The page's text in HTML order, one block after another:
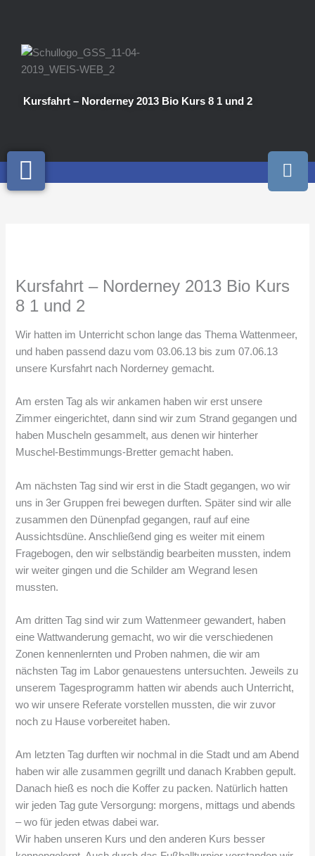
Kursfahrt – Norderney 2013 Bio Kurs 8 1 und 2
I
n
s
a
Kursfahrt – Norderney 2013 Bio Kurs
8 1 und 2
Wir hatten im Unterricht schon lange das Thema Wattenmeer,
und haben passend dazu vom 03.06.13 bis zum 07.06.13
unsere Kursfahrt nach Norderney gemacht.
Am ersten Tag als wir ankamen haben wir erst unsere
Zimmer eingerichtet, dann sind wir zum Strand gegangen und
haben Muscheln gesammelt, aus denen wir hinterher
Muschel-Bestimmungs-Bretter gemacht haben.
Am nächsten Tag sind wir erst in die Stadt gegangen, wo wir
uns in 3er Gruppen frei bewegen durften. Später sind wir alle
zusammen den Dünenpfad gegangen, rauf auf eine
Aussichtsdüne. Anschließend ging es weiter mit einem
Fragebogen, den wir selbständig bearbeiten mussten, indem
wir weiter gingen und die Schilder am Wegrand lesen
mussten.
Am dritten Tag sind wir zum Wattenmeer gewandert, haben
eine Wattwanderung gemacht, wo wir die verschiedenen
Zonen kennenlernten und Proben nahmen, die wir am
nächsten Tag im Labor genauestens untersuchten. Jeweils zu
unserem Tagesprogramm hatten wir abends auch Unterricht,
wo wir unsere Referate vorstellen mussten, die wir zuvor
noch zu Hause vorbereitet haben.
Am letzten Tag durften wir nochmal in die Stadt und am Abend
haben wir alle zusammen gegrillt und danach Krabben gepult.
Danach hieß es noch die Koffer zu packen. Natürlich hatten
wir jeden Tag gute Versorgung: morgens, mittags und abends
– wo für jeden etwas dabei war.
Wir haben unseren Kurs und den anderen Kurs besser